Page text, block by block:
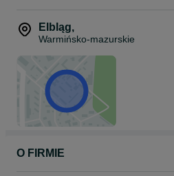
Elbląg,
Warmińsko-mazurskie
O FIRMIE